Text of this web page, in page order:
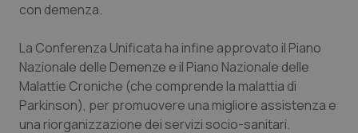
Quotidiano Pediatria
Rene & patologie urogenitali
con demenza.
La Conferenza Unificata ha infine approvato il Piano
Nazionale delle Demenze e il Piano Nazionale delle
Malattie Croniche (che comprende la malattia di
Parkinson), per promuovere una migliore assistenza e
una riorganizzazione dei servizi socio-sanitari.